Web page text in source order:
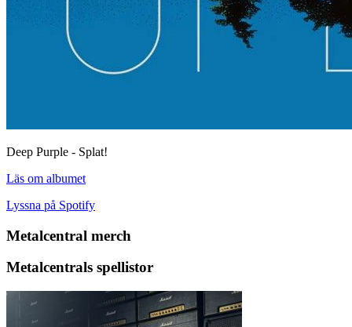
Deep Purple - Splat!
Läs om albumet
Lyssna på Spotify
Metalcentral merch
Metalcentrals spellistor